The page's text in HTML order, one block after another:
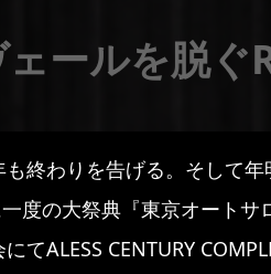
ールを脱ぐ
も終わりを告げる。そして
度の大祭典『東京オートサ
てALESS CENTURY